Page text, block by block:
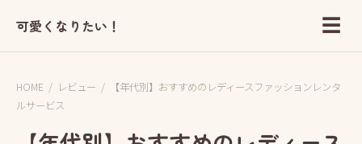
可愛くなりたい！ ☰
HOME / レビュー /
【年代別】おすすめのレディースファッションレンタ
ルサービス